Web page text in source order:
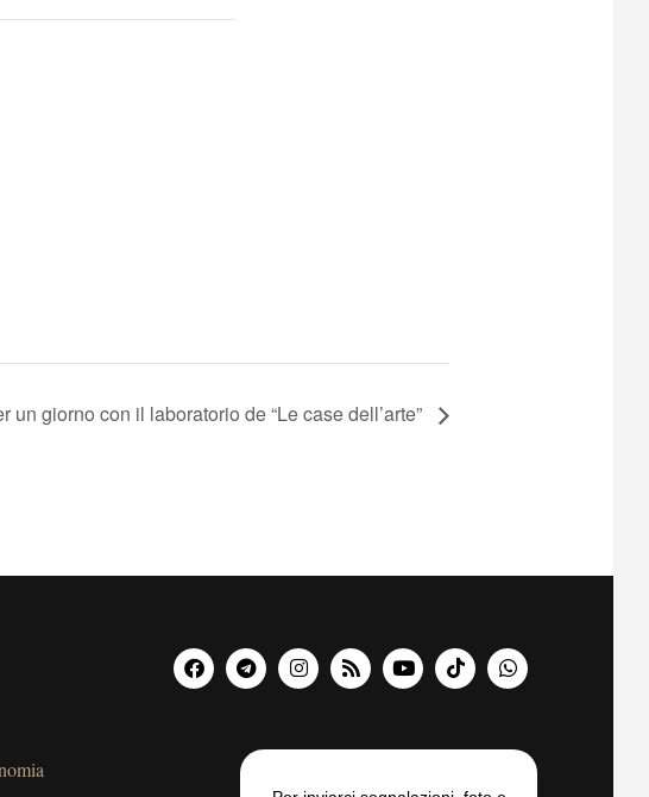
un giorno con il laboratorio de “Le case dell’arte”